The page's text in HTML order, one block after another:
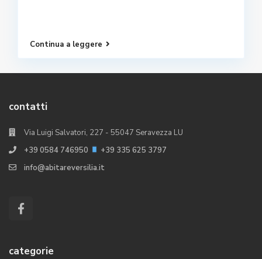
Continua a leggere
contatti
Via Luigi Salvatori, 227 - 55047 Seravezza LU
+39 0584 746950
+39 335 625 3797
info@abitareversilia.it
categorie